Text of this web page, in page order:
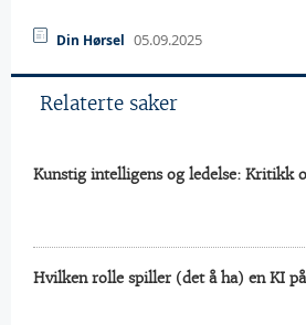
Din Hørsel 05.09.2025
Relaterte saker
Kunstig intelligens og ledelse: Kritikk
Hvilken rolle spiller (det å ha) en KI